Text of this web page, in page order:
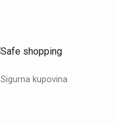
Sigurna kupovina